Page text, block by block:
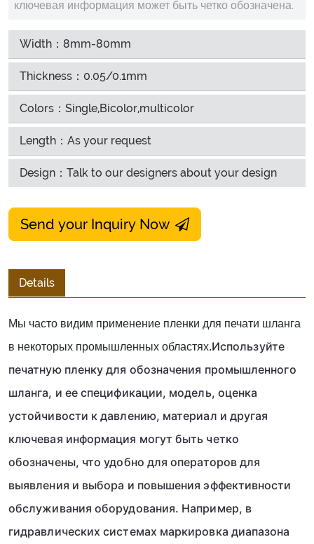
ключевая информация может быть четко обозначена.
Width：8mm-80mm
Thickness：0.05/0.1mm
Colors：Single,Bicolor,multicolor
Length：As your request
Design：Talk to our designers about your design
Send your Inquiry Now
Details
Мы часто видим применение пленки для печати шланга
в некоторых промышленных областях.Используйте
печатную пленку для обозначения промышленного
шланга, и ее спецификации, модель, оценка
устойчивости к давлению, материал и другая
ключевая информация могут быть четко
обозначены, что удобно для операторов для
выявления и выбора и повышения эффективности
обслуживания оборудования. Например, в
гидравлических системах маркировка диапазона